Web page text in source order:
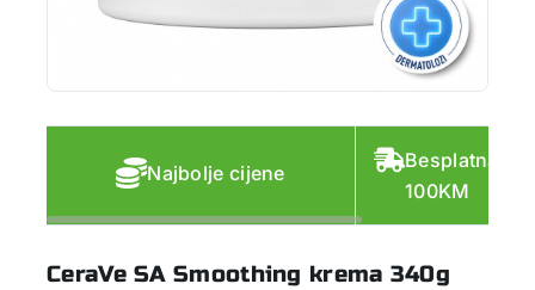
Najbolje cijene
Besplatna
100KM
CeraVe SA Smoothing krema 340g